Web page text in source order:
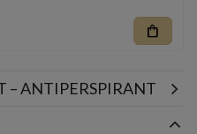
shopping_bag
– ANTIPERSPIRANT